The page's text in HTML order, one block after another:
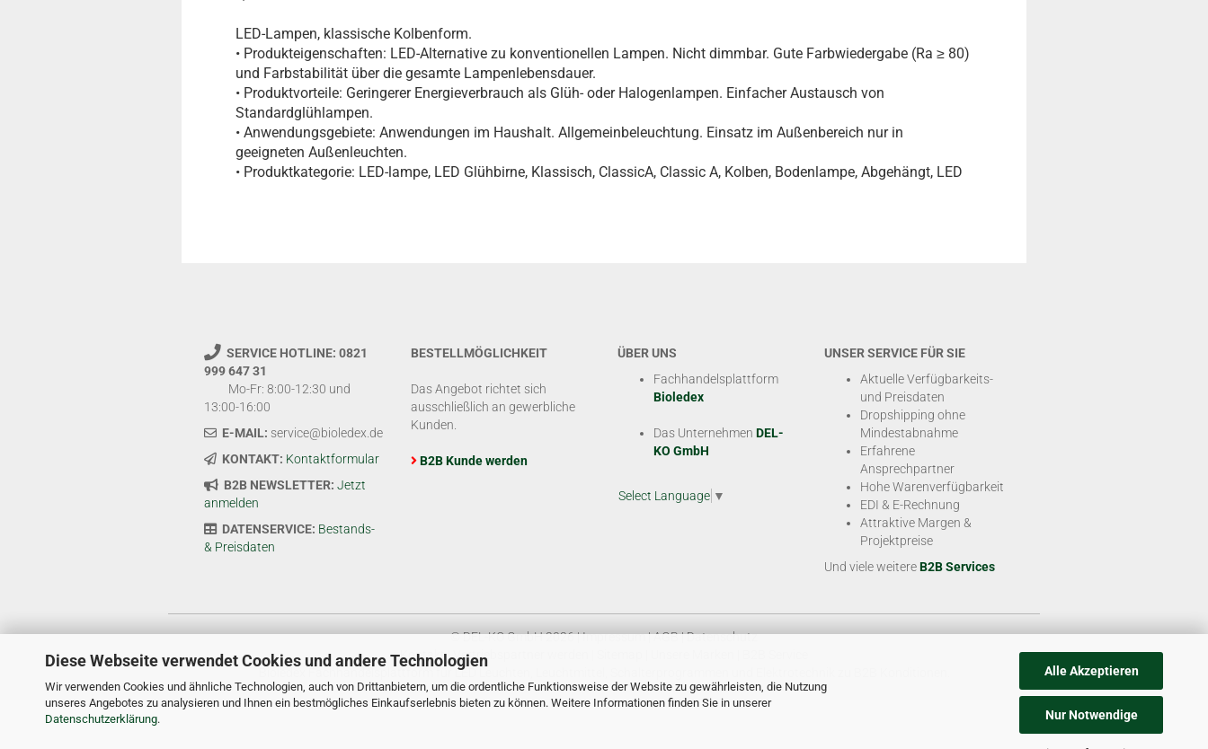
Diese Webseite verwendet Cookies und andere Technologien
Wir verwenden Cookies und ähnliche Technologien, auch von Drittanbietern, um die ordentliche Funktionsweise der Website zu gewährleisten, die Nutzung
unseres Angebotes zu analysieren und Ihnen ein bestmögliches Einkaufserlebnis bieten zu können. Weitere Informationen finden Sie in unserer
Datenschutzerklärung.
Alle Akzeptieren
Nur Notwendige
LED-Lampen, klassische Kolbenform.
• Produkteigenschaften: LED-Alternative zu konventionellen Lampen. Nicht dimmbar. Gute Farbwiedergabe (Ra ≥ 80)
und Farbstabilität über die gesamte Lampenlebensdauer.
• Produktvorteile: Geringerer Energieverbrauch als Glüh- oder Halogenlampen. Einfacher Austausch von
Standardglühlampen.
• Anwendungsgebiete: Anwendungen im Haushalt. Allgemeinbeleuchtung. Einsatz im Außenbereich nur in
geeigneten Außenleuchten.
• Produktkategorie: LED-lampe, LED Glühbirne, Klassisch, ClassicA, Classic A, Kolben, Bodenlampe, Abgehängt, LED
SERVICE HOTLINE: 0821
999 647 31
Mo-Fr: 8:00-12:30 und
13:00-16:00
E-MAIL: service@bioledex.de
KONTAKT: Kontaktformular
B2B NEWSLETTER: Jetzt
anmelden
DATENSERVICE: Bestands-
& Preisdaten
BESTELLMÖGLICHKEIT
Das Angebot richtet sich
ausschließlich an gewerbliche
Kunden.
B2B Kunde werden
ÜBER UNS
Fachhandelsplattform
Bioledex
Das Unternehmen DEL-
KO GmbH
Select Language ▼
UNSER SERVICE FÜR SIE
Aktuelle Verfügbarkeits-
und Preisdaten
Dropshipping ohne
Mindestabnahme
Erfahrene
Ansprechpartner
Hohe Warenverfügbarkeit
EDI & E-Rechnung
Attraktive Margen &
Projektpreise
Und viele weitereB2B Services
© DEL-KO GmbH 2026 |Impressum|AGB|Datenschutz
Kontakt|Vertriebspartner werden
Bioledex Fachhandelsplattform für LED Leuchten, Leuchtmittel, Schalterprogrammen und Elektrotechnik zu B2B Konditionen.